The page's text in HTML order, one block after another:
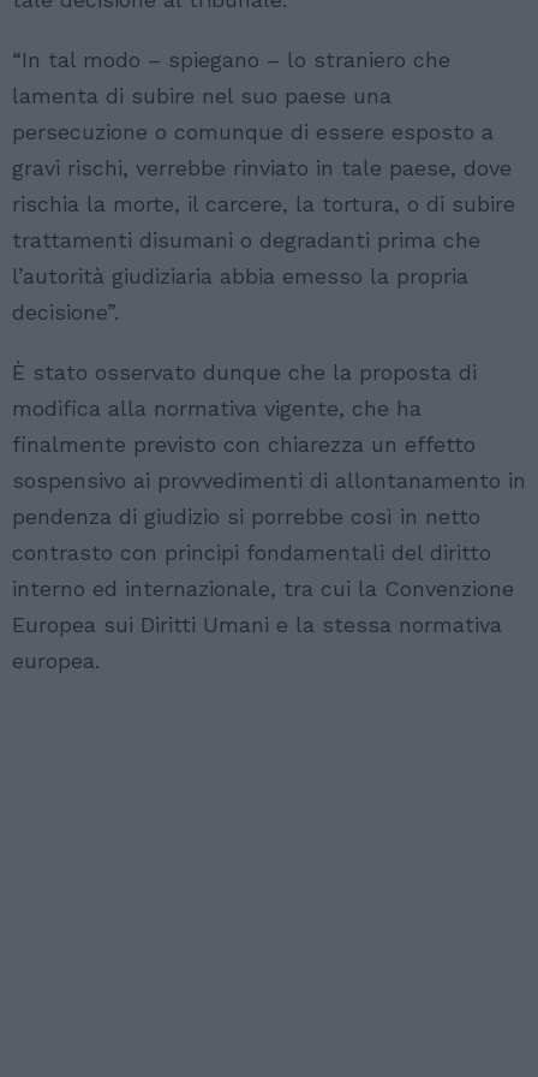
“In tal modo – spiegano – lo straniero che
lamenta di subire nel suo paese una
persecuzione o comunque di essere esposto a
gravi rischi, verrebbe rinviato in tale paese, dove
rischia la morte, il carcere, la tortura, o di subire
trattamenti disumani o degradanti prima che
l’autorità giudiziaria abbia emesso la propria
decisione”.
È stato osservato dunque che la proposta di
modifica alla normativa vigente, che ha
finalmente previsto con chiarezza un effetto
sospensivo ai provvedimenti di allontanamento in
pendenza di giudizio si porrebbe così in netto
contrasto con principi fondamentali del diritto
interno ed internazionale, tra cui la Convenzione
Europea sui Diritti Umani e la stessa normativa
europea.